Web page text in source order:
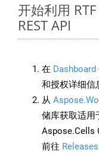
开始利用
REST API
在 Dashboard
和授权详细信
从
储库获取适用
Aspose.Cells
前往 Releases